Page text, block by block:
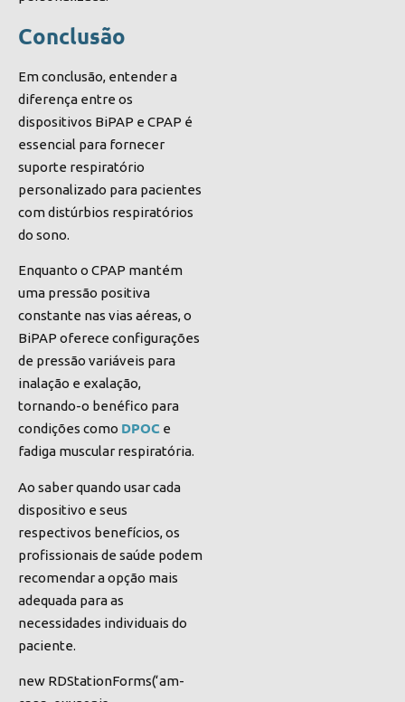
Conclusão
Em conclusão, entender a
diferença entre os
dispositivos BiPAP e CPAP é
essencial para fornecer
suporte respiratório
personalizado para pacientes
com distúrbios respiratórios
do sono.
Enquanto o CPAP mantém
uma pressão positiva
constante nas vias aéreas, o
BiPAP oferece configurações
de pressão variáveis para
inalação e exalação,
tornando-o benéfico para
condições como DPOC e
fadiga muscular respiratória.
Ao saber quando usar cada
dispositivo e seus
respectivos benefícios, os
profissionais de saúde podem
recomendar a opção mais
adequada para as
necessidades individuais do
paciente.
new RDStationForms(‘am-